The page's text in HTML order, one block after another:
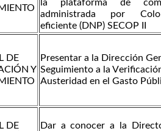
la plataforma de
administrada por
eficiente (DNP) SECOP II
DE
Y
Presentar a la Dirección
Seguimiento a la
Austeridad en el Gasto
DE
Dar a conocer a la